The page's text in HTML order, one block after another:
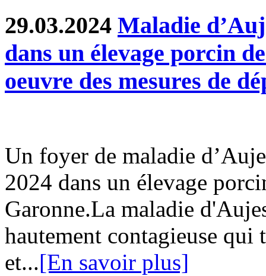
29.03.2024 Maladie
dans un élevage porcin
oeuvre des mesures de
Un foyer de maladie
2024 dans un élevage
Garonne.La maladie
hautement contagieuse qui
et...[En savoir plus]